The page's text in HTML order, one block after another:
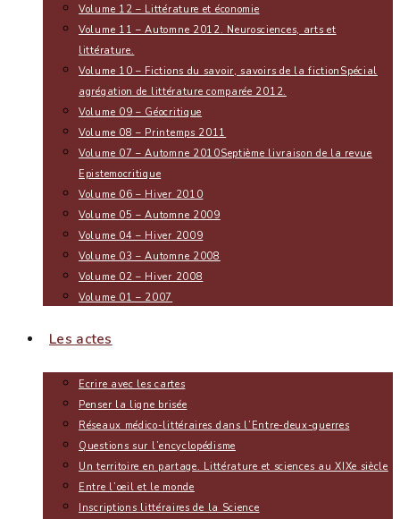
Volume 12 – Littérature et économie
Volume 11 – Automne 2012. Neurosciences, arts et
littérature.
Volume 10 – Fictions du savoir, savoirs de la fiction Spécial
agrégation de littérature comparée 2012.
Volume 09 – Géocritique
Volume 08 – Printemps 2011
Volume 07 – Automne 2010Septième livraison de la revue
Epistemocritique
Volume 06 – Hiver 2010
Volume 05 – Automne 2009
Volume 04 – Hiver 2009
Volume 03 – Automne 2008
Volume 02 – Hiver 2008
Volume 01 – 2007
Les actes
Ecrire avec les cartes
Penser la ligne brisée
Réseaux médico-littéraires dans l’Entre-deux-guerres
Questions sur l’encyclopédisme
Un territoire en partage. Littérature et sciences au XIXe siècle
Entre l’oeil et le monde
Inscriptions littéraires de la Science